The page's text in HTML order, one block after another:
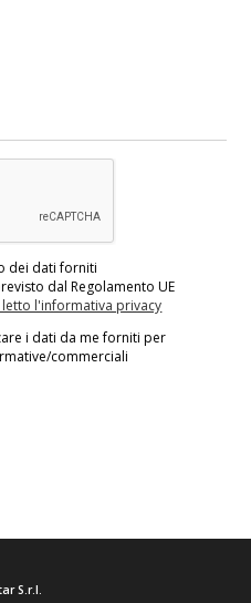
dei dati forniti
dal Regolamento UE
l'informativa privacy
i dati da me forniti per
commerciali
S.r.l.